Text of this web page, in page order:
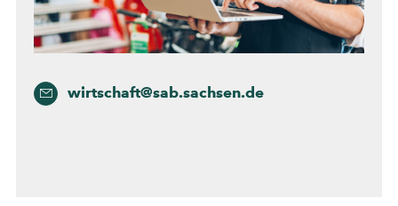
wirtschaft@sab.sachsen.de